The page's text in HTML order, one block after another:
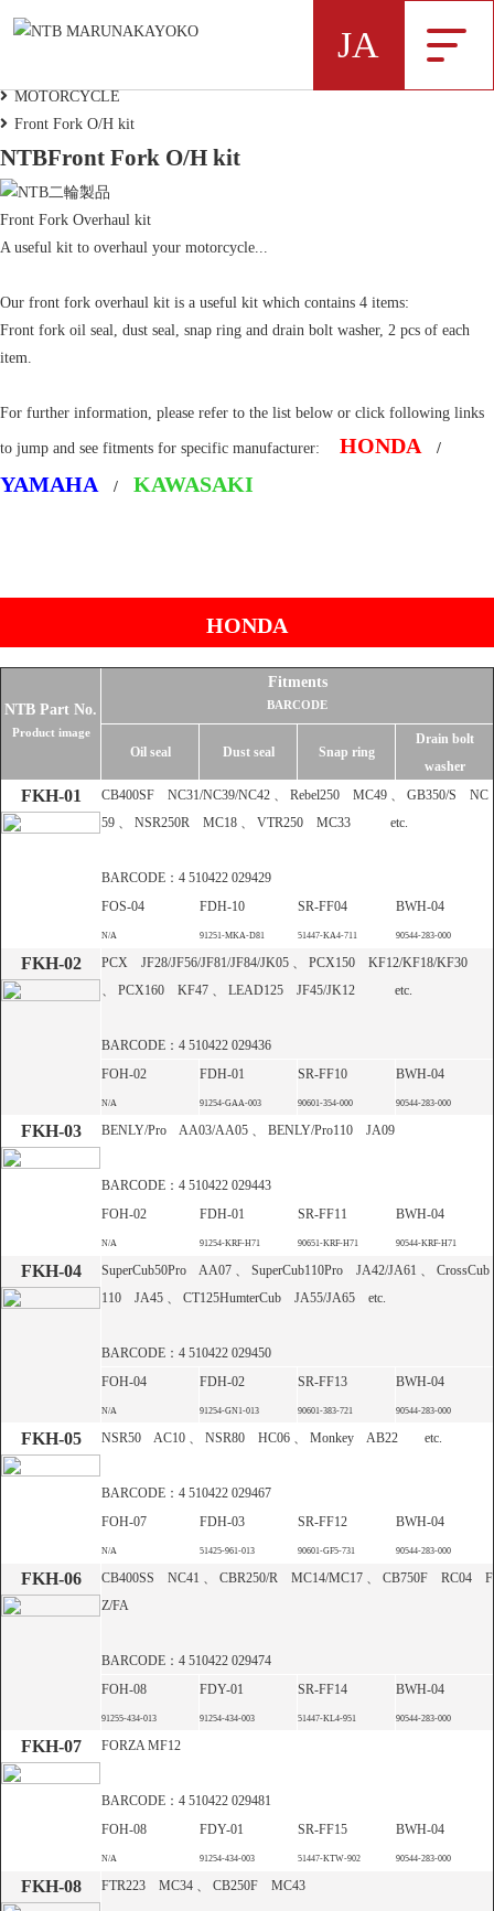
弊社NTBブランドの製品データをExcelにま
とめました
新着情報
NTB製品の最新情報や、展示会・メーカーイ
ベント、当社からのお知らせ。
交換対象品
A6パッド重要なお知らせ
SDGs宣言
事業活動を通じて、地域課題の解決及び持続
ビニールハウス事業部
多様性に優れている用途強靭な「多目的ビニ
ールハウス」と「空動扇ソーラー」をご紹
新開発シートアッセンブリ募集
純正が絶版となったシートカバー開発のた
JA
MOTORCYCLE
MOTORCYCLE
Front Fork O/H kit
NTBFront Fork O/H kit
Front Fork Overhaul kit
A useful kit to overhaul your motorcycle...
Our front fork overhaul kit is a useful kit which contains 4 items:
Front fork oil seal, dust seal, snap ring and drain bolt washer, 2 pcs of each
item.
For further information, please refer to the list below or click following links
to jump and see fitments for specific manufacturer: HONDA/
YAMAHA/ KAWASAKI
HONDA
NTB Part No.
Product image
Fitments
BARCODE
Oil seal Dust seal Snap ring
Drain bolt
washer
FKH-01
CB400SF NC31/NC39/NC42 、 Rebel250 MC49 、 GB350/S NC
59 、 NSR250R MC18 、 VTR250 MC33 etc.
BARCODE：4 510422 029429
FOS-04
N/A
FDH-10
91251-MKA-D81
SR-FF04
51447-KA4-711
BWH-04
90544-283-000
FKH-02
PCX JF28/JF56/JF81/JF84/JK05 、 PCX150 KF12/KF18/KF30
、 PCX160 KF47 、 LEAD125 JF45/JK12 etc.
BARCODE：4 510422 029436
FOH-02
N/A
FDH-01
91254-GAA-003
SR-FF10
90601-354-000
BWH-04
90544-283-000
FKH-03 BENLY/Pro AA03/AA05 、 BENLY/Pro110 JA09
BARCODE：4 510422 029443
FOH-02
N/A
FDH-01
91254-KRF-H71
SR-FF11
90651-KRF-H71
BWH-04
90544-KRF-H71
FKH-04
SuperCub50Pro AA07 、 SuperCub110Pro JA42/JA61 、 CrossCub
110 JA45 、 CT125HumterCub JA55/JA65 etc.
BARCODE：4 510422 029450
FOH-04
N/A
FDH-02
91254-GN1-013
SR-FF13
90601-383-721
BWH-04
90544-283-000
FKH-05 NSR50 AC10 、 NSR80 HC06 、 Monkey AB22 etc.
BARCODE：4 510422 029467
FOH-07
N/A
FDH-03
51425-961-013
SR-FF12
90601-GF5-731
BWH-04
90544-283-000
FKH-06
CB400SS NC41 、 CBR250/R MC14/MC17 、 CB750F RC04 F
Z/FA
BARCODE：4 510422 029474
FOH-08
91255-434-013
FDY-01
91254-434-003
SR-FF14
51447-KL4-951
BWH-04
90544-283-000
FKH-07 FORZA MF12
BARCODE：4 510422 029481
FOH-08
N/A
FDY-01
91254-434-003
SR-FF15
51447-KTW-902
BWH-04
90544-283-000
FKH-08 FTR223 MC34 、 CB250F MC43